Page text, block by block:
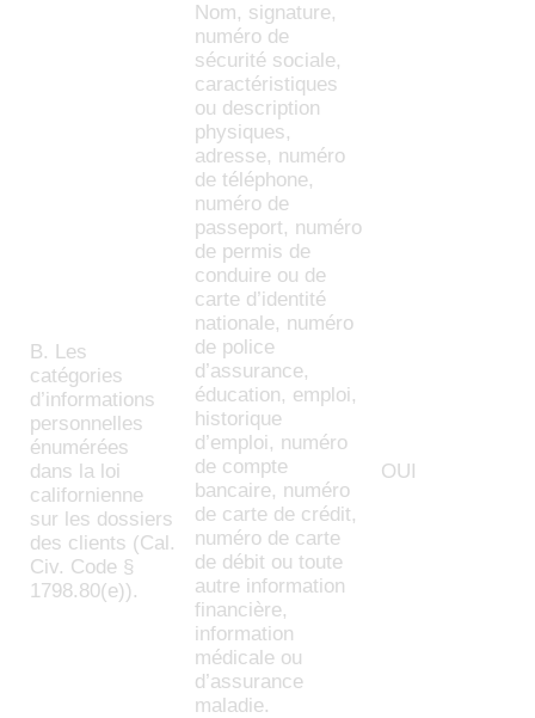
B. Les
catégories
d’informations
personnelles
énumérées
dans la loi
californienne
sur les dossiers
des clients (Cal.
Civ. Code §
1798.80(e)).
Nom, signature,
numéro de
sécurité sociale,
caractéristiques
ou description
physiques,
adresse, numéro
de téléphone,
numéro de
passeport, numéro
de permis de
conduire ou de
carte d’identité
nationale, numéro
de police
d’assurance,
éducation, emploi,
historique
d’emploi, numéro
de compte
bancaire, numéro
de carte de crédit,
numéro de carte
de débit ou toute
autre information
financière,
information
médicale ou
d’assurance
maladie.
OUI